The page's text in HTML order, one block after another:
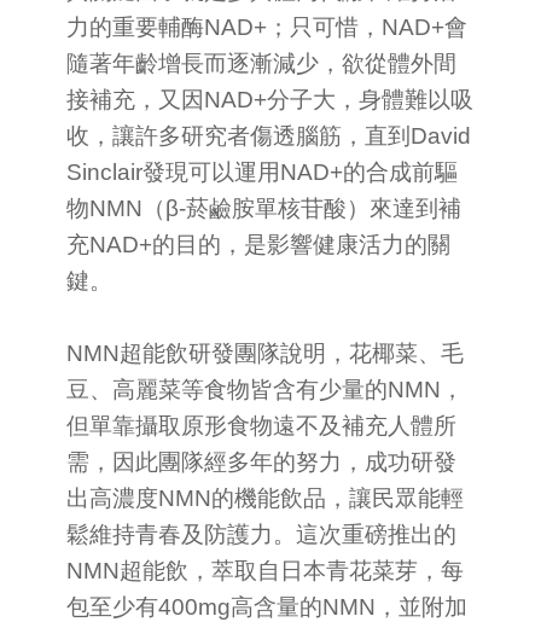
力的重要輔酶NAD+；只可惜，NAD+會
隨著年齡增長而逐漸減少，欲從體外間
接補充，又因NAD+分子大，身體難以吸
收，讓許多研究者傷透腦筋，直到David
Sinclair發現可以運用NAD+的合成前驅
物NMN（β-菸鹼胺單核苷酸）來達到補
充NAD+的目的，是影響健康活力的關
鍵。
NMN超能飲研發團隊說明，花椰菜、毛
豆、高麗菜等食物皆含有少量的NMN，
但單靠攝取原形食物遠不及補充人體所
需，因此團隊經多年的努力，成功研發
出高濃度NMN的機能飲品，讓民眾能輕
鬆維持青春及防護力。這次重磅推出的
NMN超能飲，萃取自日本青花菜芽，每
包至少有400mg高含量的NMN，並附加